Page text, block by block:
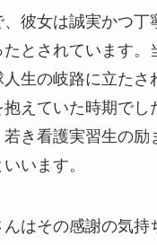
彼女は誠実かつ丁
とされています。
人生の岐路に立たさ
えていた時期でし
若き看護実習生の励
います。
はその感謝の気持